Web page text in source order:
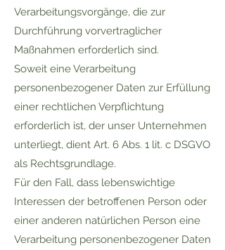
Verarbeitungsvorgänge, die zur
Durchführung vorvertraglicher
Maßnahmen erforderlich sind.
Soweit eine Verarbeitung
personenbezogener Daten zur Erfüllung
einer rechtlichen Verpflichtung
erforderlich ist, der unser Unternehmen
unterliegt, dient Art. 6 Abs. 1 lit. c DSGVO
als Rechtsgrundlage.
Für den Fall, dass lebenswichtige
Interessen der betroffenen Person oder
einer anderen natürlichen Person eine
Verarbeitung personenbezogener Daten